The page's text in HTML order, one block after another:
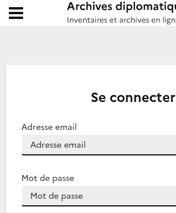
Archives diplomatiques
Ouvrir le menu déroulant
Se connecter
Adresse email
Mot de passe